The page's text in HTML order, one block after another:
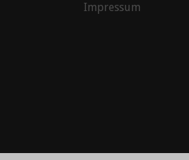
Impressum